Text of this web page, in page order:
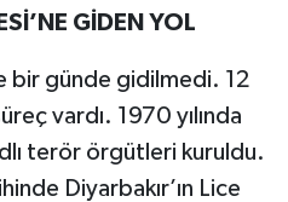
GİDEN YOL
bir günde gidilmedi. 12
vardı. 1970 yılında
terör örgütleri kuruldu.
Diyarbakır’ın Lice